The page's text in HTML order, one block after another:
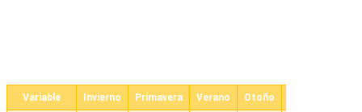
Variable Invierno Primavera Verano Otoño